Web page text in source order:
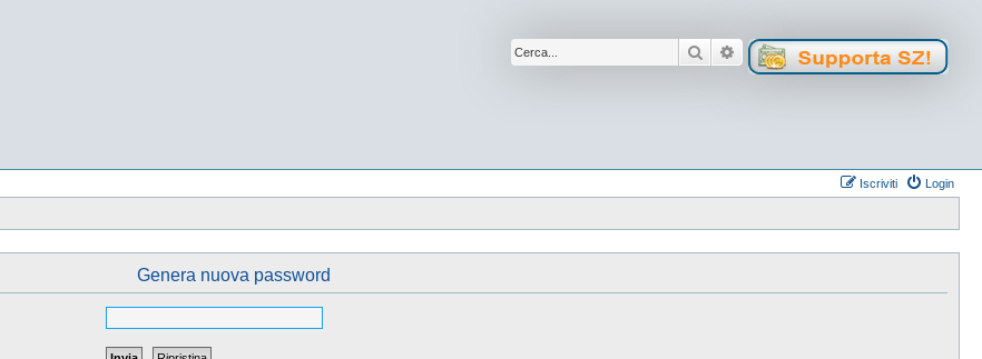
Cerca Ricerca avanzata
Login
Iscriviti
Genera nuova password